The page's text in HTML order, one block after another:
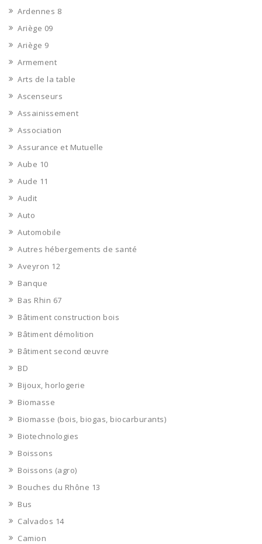
Ardennes 8
Ariège 09
Ariège 9
Armement
Arts de la table
Ascenseurs
Assainissement
Association
Assurance et Mutuelle
Aube 10
Aude 11
Audit
Auto
Automobile
Autres hébergements de santé
Aveyron 12
Banque
Bas Rhin 67
Bâtiment construction bois
Bâtiment démolition
Bâtiment second œuvre
BD
Bijoux, horlogerie
Biomasse
Biomasse (bois, biogas, biocarburants)
Biotechnologies
Boissons
Boissons (agro)
Bouches du Rhône 13
Bus
Calvados 14
Camion